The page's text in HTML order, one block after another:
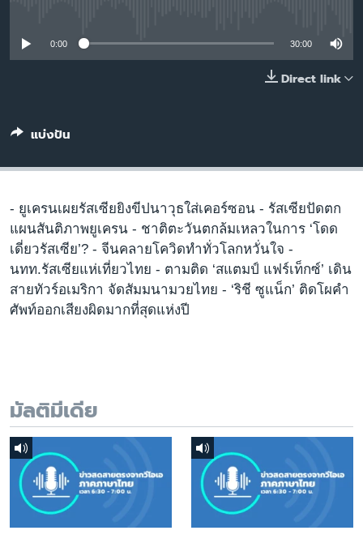
0:00 30:00
Direct link
แบ่งปัน
- ยูเครนเผยรัสเซียยิงขีปนาวุธใส่เคอร์ซอน - รัสเซียปัดตก
แผนสันติภาพยูเครน - ชาติตะวันตกล้มเหลวในการ ‘โดด
เดี่ยวรัสเซีย’? - จีนคลายโควิดทำทั่วโลกหวั่นใจ -
นทท.รัสเซียแห่เที่ยวไทย - ตามติด ‘สแตมป์ แฟร์เท็กซ์’ เดิน
สายทัวร์อเมริกา จัดสัมมนามวยไทย - ‘ริชี ซูแน็ก’ ติดโผคำ
ศัพท์ออกเสียงผิดมากที่สุดแห่งปี
มัลติมีเดีย